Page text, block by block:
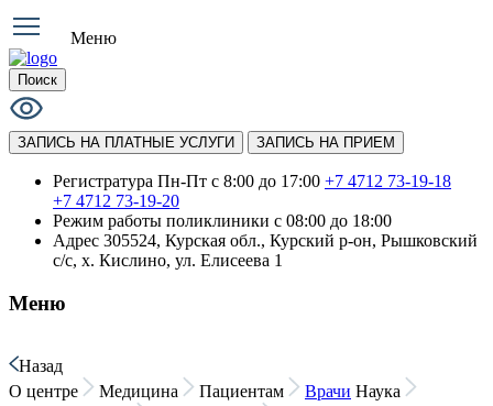
Меню
Поиск
ЗАПИСЬ НА ПЛАТНЫЕ УСЛУГИ ЗАПИСЬ НА ПРИЕМ
Регистратура Пн-Пт с 8:00 до 17:00 +7 4712 73-19-18
+7 4712 73-19-20
Режим работы поликлиники с 08:00 до 18:00
Адрес 305524, Курская обл., Курский р-он, Рышковский
с/с, х. Кислино, ул. Елисеева 1
Меню
Назад
О центре
Медицина Пациентам Врачи Наука